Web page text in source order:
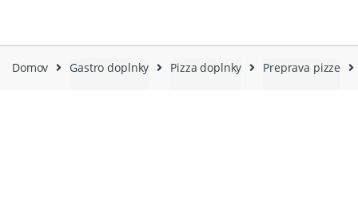
Domov Gastro doplnky Pizza doplnky Preprava pizze